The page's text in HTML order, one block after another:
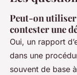
Peut-on
contester une
Oui, un rapport
dans une
souvent de base